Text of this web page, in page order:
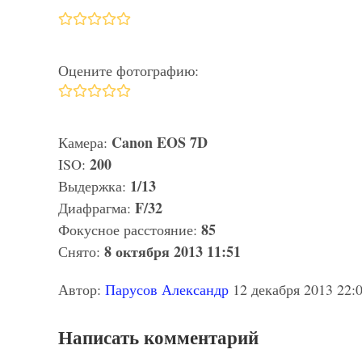
Оцените фотографию:
Камера: Canon EOS 7D
ISO: 200
Выдержка: 1/13
Диафрагма: F/32
Фокусное расстояние: 85
Снято: 8 октября 2013 11:51
Автор: Парусов Александр 12 декабря 2013
Написать комментарий